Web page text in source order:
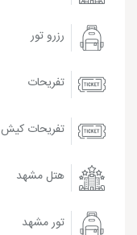
رزرو تور
تفریحات
تفریحات کیش
هتل مشهد
تور مشهد